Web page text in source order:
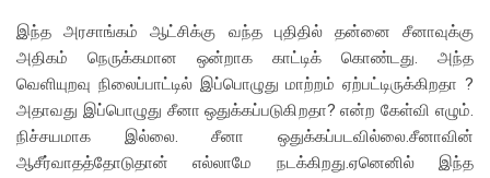
இந்த அரசாங்கம் ஆட்சிக்கு வந்த புதிதில் தன்னை சீனாவுக்கு
அதிகம் நெருக்கமான ஒன்றாக காட்டிக் கொண்டது. அந்த
வெளியுறவு நிலைப்பாட்டில் இப்பொழுது மாற்றம் ஏற்பட்டிருக்கிறதா ?
அதாவது இப்பொழுது சீனா ஒதுக்கப்படுகிறதா? என்ற கேள்வி எழும்.
நிச்சயமாக இல்லை. சீனா ஒதுக்கப்படவில்லை.சீனாவின்
ஆசீர்வாதத்தோடுதான் எல்லாமே நடக்கிறது.ஏனெனில் இந்த